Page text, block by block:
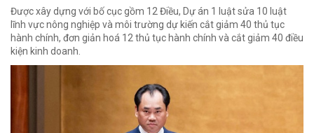
Được xây dựng với bố cục gồm 12 Điều, Dự án 1 luật sửa 10 luật
lĩnh vực nông nghiệp và môi trường dự kiến cắt giảm 40 thủ tục
hành chính, đơn giản hoá 12 thủ tục hành chính và cắt giảm 40 điều
kiện kinh doanh.